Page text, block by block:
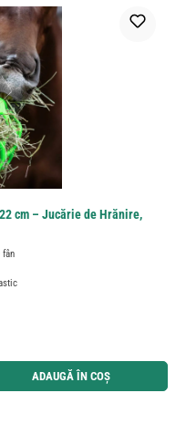
cm – Jucărie de Hrănire,
fân
butoanele pentru a mări sau micșora
ADAUGĂ ÎN COȘ